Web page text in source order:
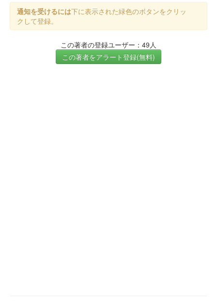
通知を受けるには下に表示された緑色のボタンをクリッ
クして登録。
この著者の登録ユーザー：49人
この著者をアラート登録(無料)